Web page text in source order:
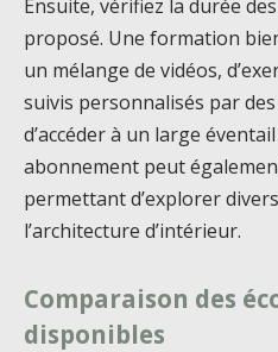
Ensuite, vérifiez la durée
proposé. Une formation
un mélange de vidéos,
suivis personnalisés par
d’accéder à un large
abonnement peut
permettant d’explorer
l’architecture d’intérieur.
Comparaison des
disponibles